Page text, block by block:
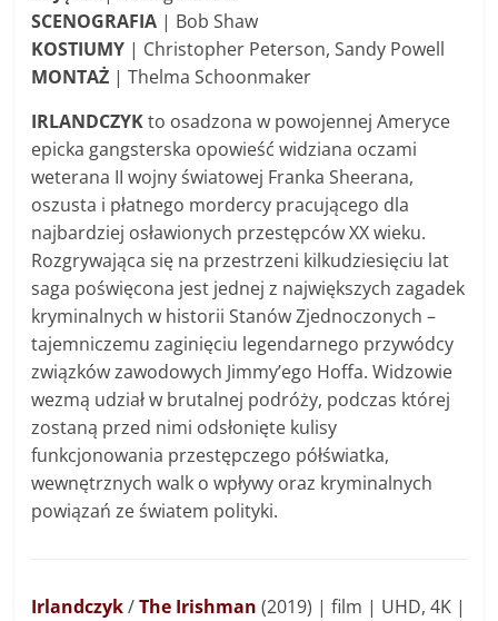
SCENOGRAFIA | Bob Shaw
KOSTIUMY | Christopher Peterson, Sandy Powell
MONTAŻ | Thelma Schoonmaker
IRLANDCZYKto osadzona w powojennej Ameryce
epicka gangsterska opowieść widziana oczami
weterana II wojny światowej Franka Sheerana,
oszusta i płatnego mordercy pracującego dla
najbardziej osławionych przestępców XX wieku.
Rozgrywająca się na przestrzeni kilkudziesięciu lat
saga poświęcona jest jednej z największych zagadek
kryminalnych w historii Stanów Zjednoczonych –
tajemniczemu zaginięciu legendarnego przywódcy
związków zawodowych Jimmy’ego Hoffa. Widzowie
wezmą udział w brutalnej podróży, podczas której
zostaną przed nimi odsłonięte kulisy
funkcjonowania przestępczego półświatka,
wewnętrznych walk o wpływy oraz kryminalnych
powiązań ze światem polityki.
Irlandczyk/The Irishman (2019) | film | UHD, 4K |